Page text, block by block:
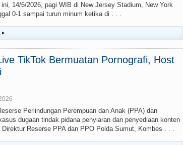
14/6/2026, pagi WIB di New Jersey Stadium, New York
0-1 sampai turun minum ketika di . . .
▸
TikTok Bermuatan Pornografi, Host
Perlindungan Perempuan dan Anak (PPA) dan
dugaan tindak pidana penyiaran dan penyediaan konten
Reserse PPA dan PPO Polda Sumut, Kombes . . .